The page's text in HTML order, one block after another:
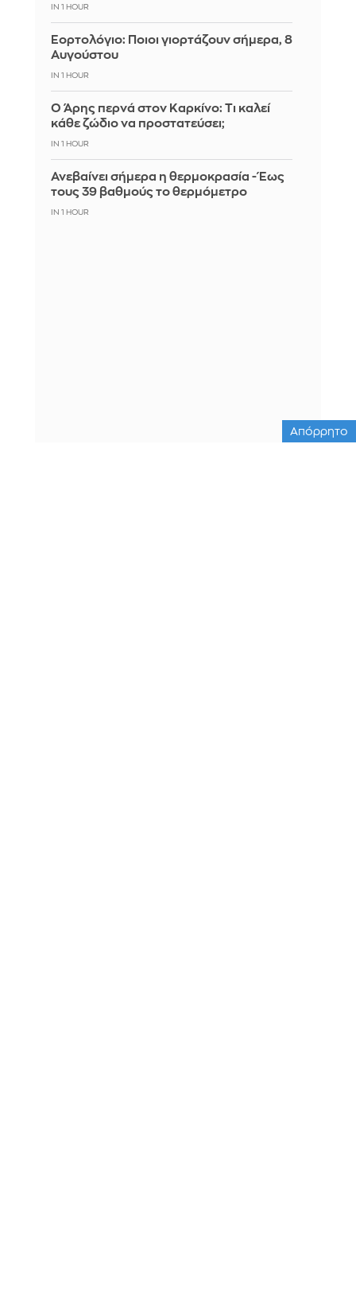
IN 1 HOUR
Εορτολόγιο: Ποιοι γιορτάζουν σήμερα, 8
Αυγούστου
IN 1 HOUR
Ο Άρης περνά στον Καρκίνο: Τι καλεί
κάθε ζώδιο να προστατεύσει;
IN 1 HOUR
Ανεβαίνει σήμερα η θερμοκρασία - Έως
τους 39 βαθμούς το θερμόμετρο
IN 1 HOUR
Απόρρητο